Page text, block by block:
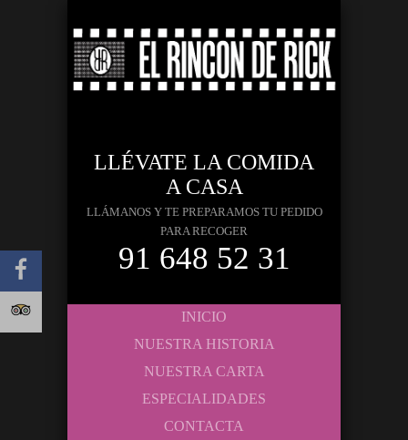
LLÉVATE LA COMIDA
A CASA
LLÁMANOS Y TE PREPARAMOS TU PEDIDO
PARA RECOGER
91 648 52 31
INICIO
NUESTRA HISTORIA
NUESTRA CARTA
ESPECIALIDADES
CONTACTA